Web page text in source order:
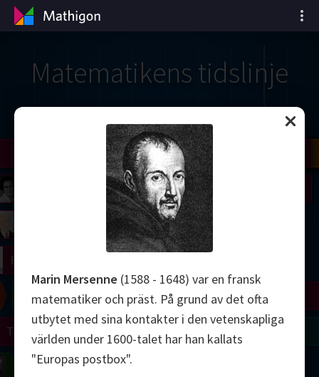
Matematikens tidslinje
Tao
Perelman
Zhang
Daubechies
Wiles
Shamir
Yau
Thurston
Uhlenbeck
Conway
Langlands
Cohen
Grothendieck
Serre
Wilkins
Gardner
Erdős
Turing
Chern
Marin Mersenne (1588 - 1648) var en fransk
matematiker och präst. På grund av det ofta
utbytet med sina kontakter i den vetenskapliga
världen under 1600-talet har han kallats
"Europas postbox".